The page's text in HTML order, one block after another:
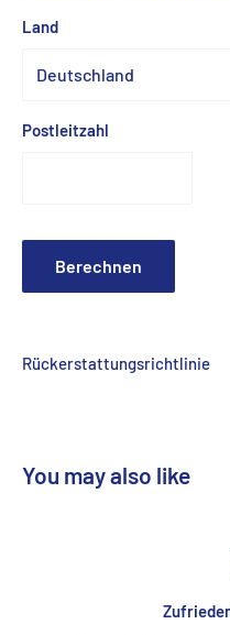
Land
Postleitzahl
Berechnen
Rückerstattungsrichtlinie
You may also like
Zufriedenheitsgarantie